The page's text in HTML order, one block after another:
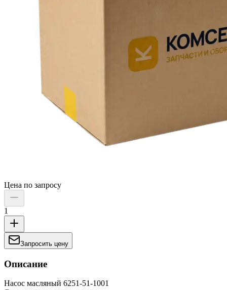
Цена по запросу
1
Запросить цену
Описание
Насос масляный 6251-51-1001